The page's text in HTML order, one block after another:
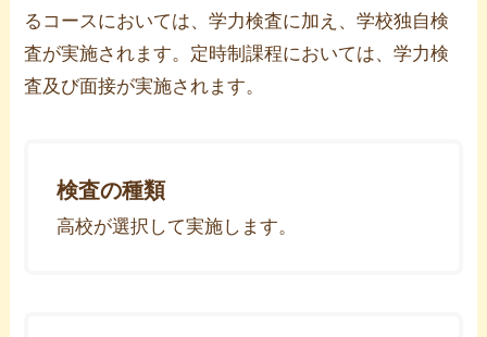
るコースにおいては、学力検査に加え、学校独自検
査が実施されます。定時制課程においては、学力検
査及び面接が実施されます。
検査の種類
高校が選択して実施します。